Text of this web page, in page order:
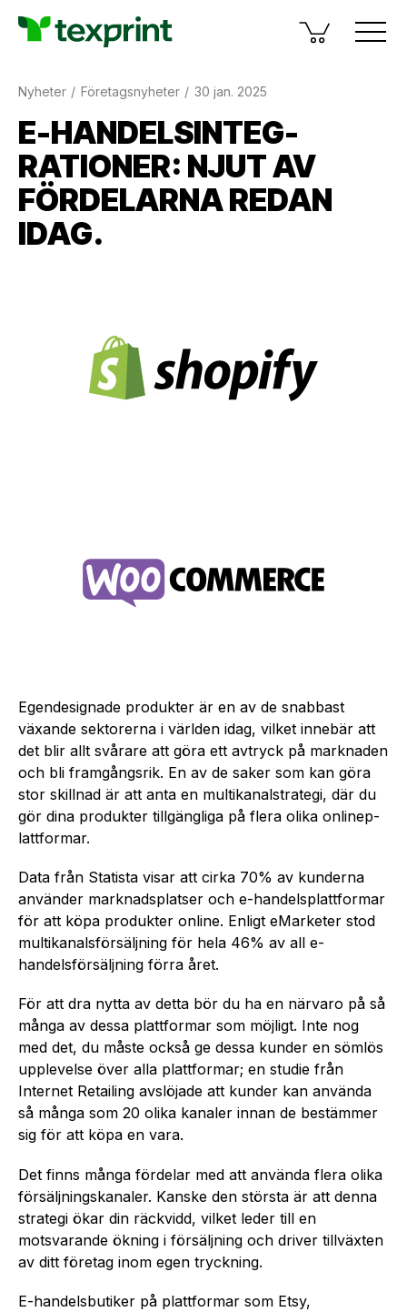
Nyheter Företagsnyheter 30 jan. 2025
E-HANDEL­SIN­TEG­
RATIONER: NJUT AV
FÖRDELARNA REDAN
IDAG.
Egendesignade produkter är en av de snabbast
växande sektorerna i världen idag, vilket innebär att
det blir allt svårare att göra ett avtryck på marknaden
och bli framgångsrik. En av de saker som kan göra
stor skillnad är att anta en multi­kan­als­trategi, där du
gör dina produkter tillgängliga på flera olika onli­nep­
lat­tformar.
Data från Statista visar att cirka 70% av kunderna
använder marknadsplatser och e-handels­plat­tformar
för att köpa produkter online. Enligt eMarketer stod
multikanalsfö­rsä­ljning för hela 46% av all e-
handelsfö­rsä­ljning förra året.
För att dra nytta av detta bör du ha en närvaro på så
många av dessa plattformar som möjligt. Inte nog
med det, du måste också ge dessa kunder en sömlös
upplevelse över alla plattformar; en studie från
Internet Retailing avslöjade att kunder kan använda
så många som 20 olika kanaler innan de bestämmer
sig för att köpa en vara.
Det finns många fördelar med att använda flera olika
fö­rsä­ljningskanaler. Kanske den största är att denna
strategi ökar din räckvidd, vilket leder till en
motsvarande ökning i försäljning och driver tillväxten
av ditt företag inom egen tryckning.
E-handelsbutiker på plattformar som Etsy,